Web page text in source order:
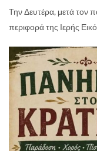
Την Δευτέρα, μετά τον
περιφορά της Ιερής